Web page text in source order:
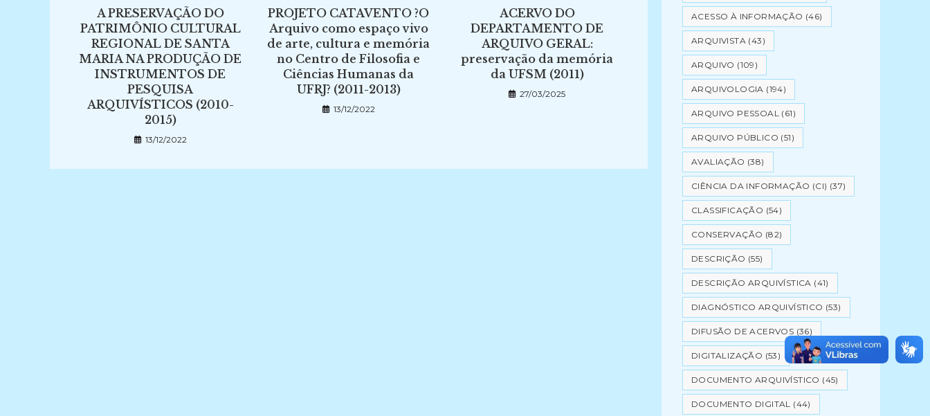
A PRESERVAÇÃO DO
PATRIMÔNIO CULTURAL
REGIONAL DE SANTA
MARIA NA PRODUÇÃO DE
INSTRUMENTOS DE
PESQUISA
ARQUIVÍSTICOS (2010-
2015)
13/12/2022
PROJETO CATAVENTO ?O
Arquivo como espaço vivo
de arte, cultura e memória
no Centro de Filosofia e
Ciências Humanas da
UFRJ? (2011-2013)
13/12/2022
ACERVO DO
DEPARTAMENTO DE
ARQUIVO GERAL:
preservação da memória
da UFSM (2011)
27/03/2025
ACESSO À INFORMAÇÃO (46)
ARQUIVISTA (43)
ARQUIVO (109)
ARQUIVOLOGIA (194)
ARQUIVO PESSOAL (61)
ARQUIVO PÚBLICO (51)
AVALIAÇÃO (38)
CIÊNCIA DA INFORMAÇÃO (CI) (37)
CLASSIFICAÇÃO (54)
CONSERVAÇÃO (82)
DESCRIÇÃO (55)
DESCRIÇÃO ARQUIVÍSTICA (41)
DIAGNÓSTICO ARQUIVÍSTICO (53)
DIFUSÃO DE ACERVOS (36)
DIGITALIZAÇÃO (53)
DOCUMENTO ARQUIVÍSTICO (45)
DOCUMENTO DIGITAL (44)